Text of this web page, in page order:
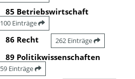
85 Betriebswirtschaft
100 Einträge
86 Recht 262 Einträge
89 Politikwissenschaften
59 Einträge